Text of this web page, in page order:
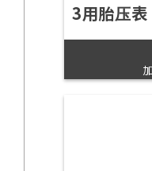
3用胎压表